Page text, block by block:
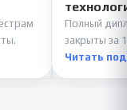
Полный
закрыты за
Читать